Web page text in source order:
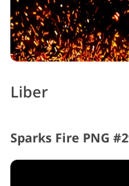
Liber
Sparks Fire PNG